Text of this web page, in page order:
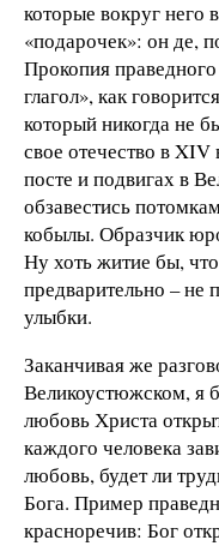
которые вокруг него
«подарочек»: он де,
Прокопия
глагол», как
который никогда не
свое отечество в
посте и подвигах в
обзавестись
кобылы. Образчик
Ну хоть житие бы,
предварительно – не
улыбки.
Заканчивая же
Великоустюжском, я
любовь Христа
каждого человека
любовь, будет ли
Бога. Пример
красноречив: Бог